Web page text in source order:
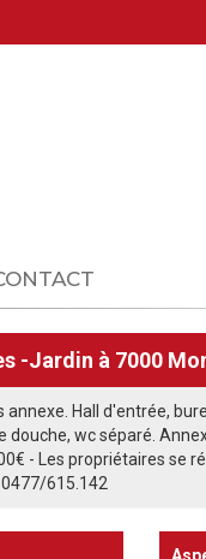
-Jardin à 7000
Hall d'entrée,
douche, wc séparé.
- Les propriétaires se
615.142